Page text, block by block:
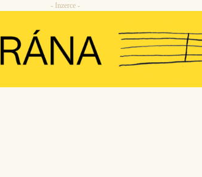
- Inzerce -